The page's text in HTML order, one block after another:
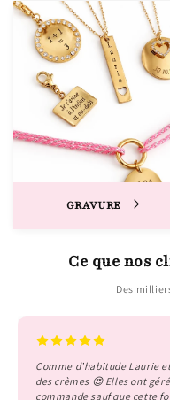
GRAVURE
Ce que nos
Des
Comme d’habitude Laurie
des crèmes 😍 Elles ont
commande sauf que cette